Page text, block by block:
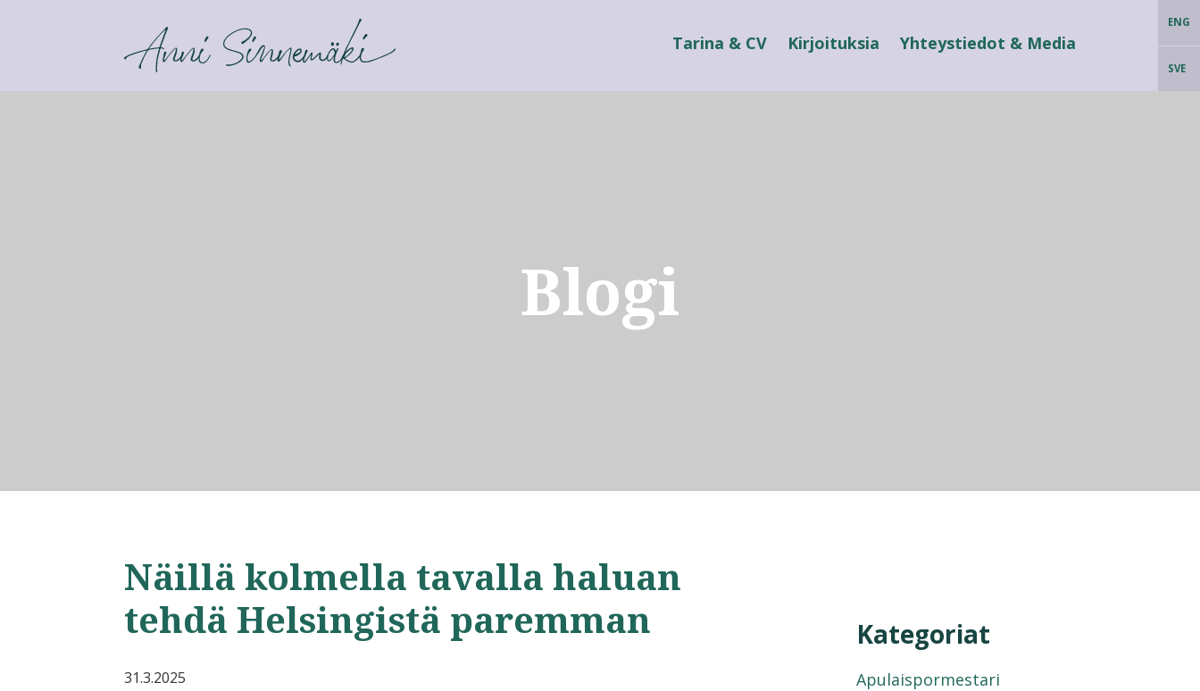
ANNI SINNEMÄKI ENG
SVE
Tarina & CV Kirjoituksia Yhteystiedot & Media
Blogi
Näillä kolmella tavalla haluan
tehdä Helsingistä paremman
31.3.2025
Kategoriat
Apulaispormestari